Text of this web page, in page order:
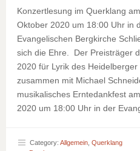
Konzertlesung im Querklang
Oktober 2020 um 18:00 Uhr in
Evangelischen Bergkirche
sich die Ehre. Der Preisträger
2020 für Lyrik des
zusammen mit Michael
musikalisches Erntedankfest
2020 um 18:00 Uhr in der
Category: Allgemein Querklang